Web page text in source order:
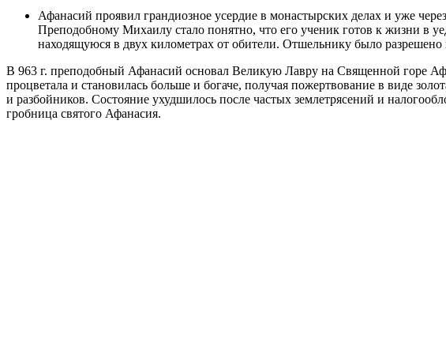
Афанасий проявил грандиозное усердие в монастырских делах и уже
Преподобному Михаилу стало понятно, что его ученик готов к жизни в
находящуюся в двух километрах от обители. Отшельнику было
В 963 г. преподобный Афанасий основал Великую Лавру на Священной горе
процветала и становилась больше и богаче, получая пожертвование в виде
и разбойников. Состояние ухудшилось после частых землетрясений и
гробница святого Афанасия.